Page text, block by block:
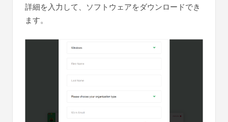
詳細を入力して、ソフトウェアをダウンロードでき
ます。